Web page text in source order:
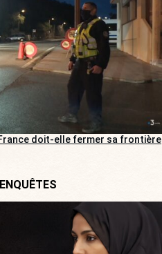
France doit-elle fermer sa frontière